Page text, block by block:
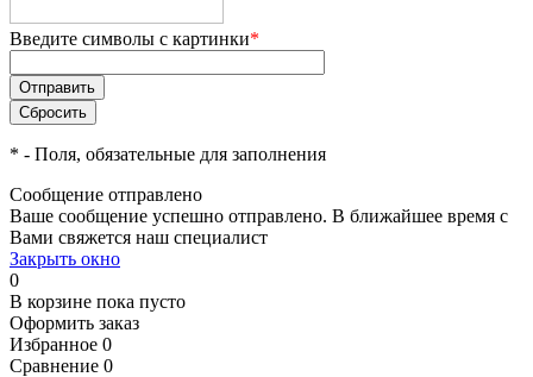
Введите символы с картинки*
* - Поля, обязательные для заполнения
Сообщение отправлено
Ваше сообщение успешно отправлено. В ближайшее время с
Вами свяжется наш специалист
Закрыть окно
0
В корзине пока пусто
Оформить заказ
Избранное 0
Сравнение 0